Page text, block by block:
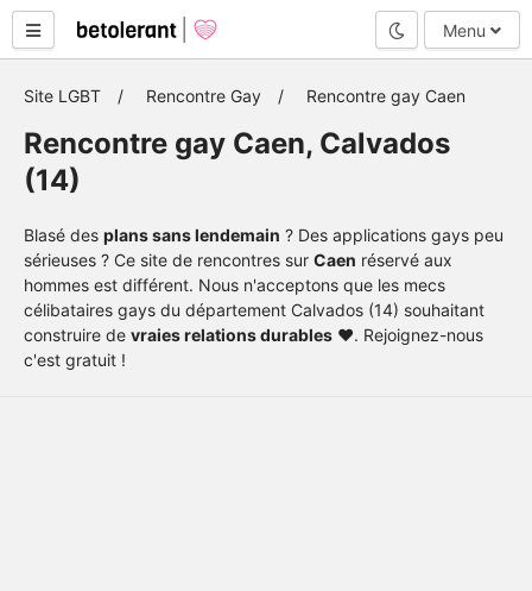
Mode nuit
Menu
Site LGBT Rencontre Gay Rencontre gay Caen
Rencontre gay Caen, Calvados
(14)
Blasé des plans sans lendemain ? Des applications gays peu
sérieuses ? Ce site de rencontres sur Caen réservé aux
hommes est différent. Nous n'acceptons que les mecs
célibataires gays du département Calvados (14) souhaitant
construire de vraies relations durables ❤️. Rejoignez-nous
c'est gratuit !